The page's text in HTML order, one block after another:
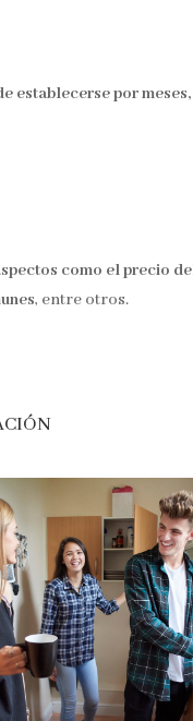
establecerse por
como el precio
, entre otros.